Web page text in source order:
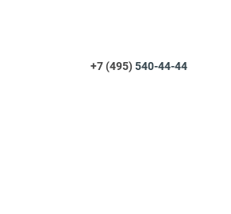
+7 (495)540-44-44